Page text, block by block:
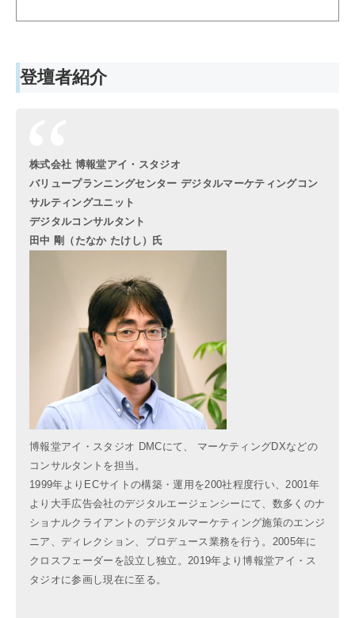
登壇者紹介
株式会社 博報堂アイ・スタジオ
バリュープランニングセンター デジタルマーケティングコン
サルティングユニット
デジタルコンサルタント
田中 剛（たなか たけし）氏
博報堂アイ・スタジオ DMCにて、 マーケティングDXなどの
コンサルタントを担当。
1999年よりECサイトの構築・運用を200社程度行い、2001年
より大手広告会社のデジタルエージェンシーにて、数多くのナ
ショナルクライアントのデジタルマーケティング施策のエンジ
ニア、ディレクション、プロデュース業務を行う。2005年に
クロスフェーダーを設立し独立。2019年より博報堂アイ・ス
タジオに参画し現在に至る。